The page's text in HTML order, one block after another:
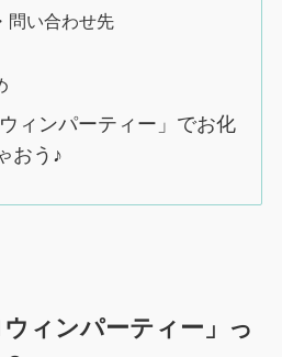
問い合わせ先
ィンパーティー」でお化
おう♪
ィンパーティー」っ